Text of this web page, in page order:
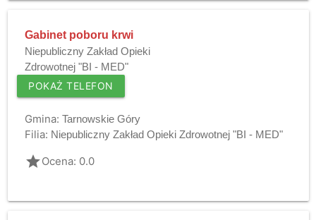
Gabinet poboru krwi
Niepubliczny Zakład Opieki
Zdrowotnej "BI - MED"
POKAŻ TELEFON
Gmina: Tarnowskie Góry
Filia: Niepubliczny Zakład Opieki Zdrowotnej "BI - MED"
gradeOcena: 0.0